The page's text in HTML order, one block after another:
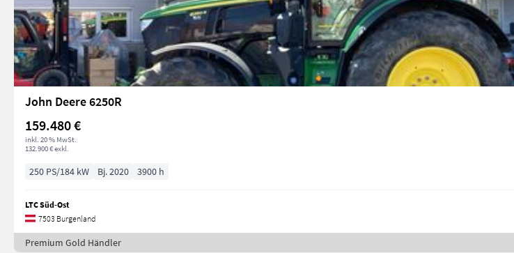
John Deere 6250R
159.480 €
inkl. 20 % MwSt.
132.900 € exkl.
250 PS/184 kW Bj. 2020 3900 h
LTC Süd-Ost
7503 Burgenland
Premium Gold Händler